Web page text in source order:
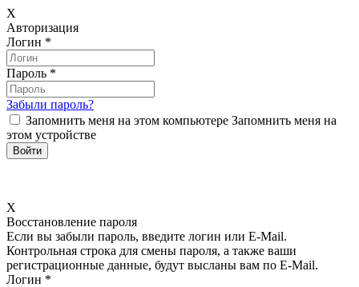
X
Авторизация
Логин *
Пароль *
Забыли пароль?
Запомнить меня на этом компьютере Запомнить меня на
этом устройстве
X
Восстановление пароля
Если вы забыли пароль, введите логин или E-Mail.
Контрольная строка для смены пароля, а также ваши
регистрационные данные, будут высланы вам по E-Mail.
Логин *